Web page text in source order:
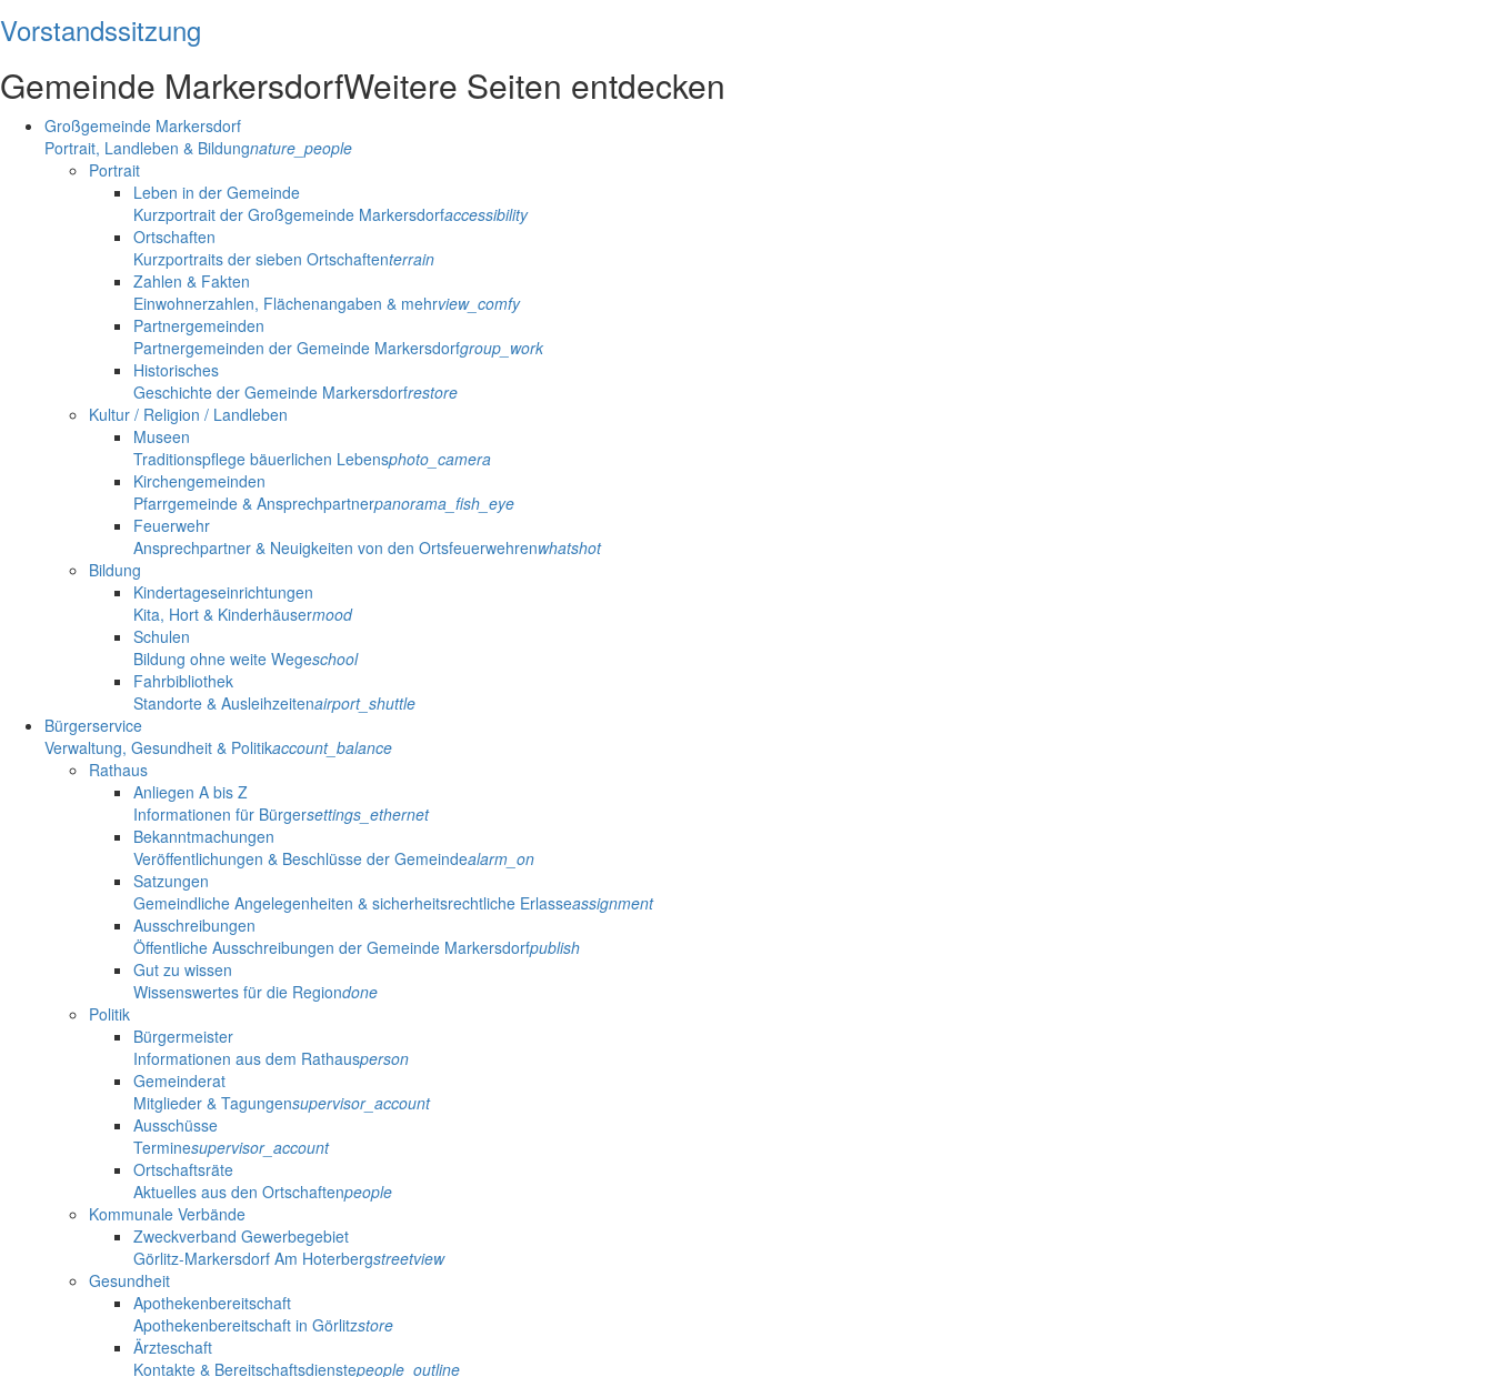
Vorstandssitzung
Gemeinde MarkersdorfWeitere Seiten entdecken
Großgemeinde Markersdorf
Portrait, Landleben & Bildungnature_people
Portrait
Leben in der Gemeinde
Kurzportrait der Großgemeinde Markersdorfaccessibility
Ortschaften
Kurzportraits der sieben Ortschaftenterrain
Zahlen & Fakten
Einwohnerzahlen, Flächenangaben & mehrview_comfy
Partnergemeinden
Partnergemeinden der Gemeinde Markersdorfgroup_work
Historisches
Geschichte der Gemeinde Markersdorfrestore
Kultur / Religion / Landleben
Museen
Traditionspflege bäuerlichen Lebensphoto_camera
Kirchengemeinden
Pfarrgemeinde & Ansprechpartnerpanorama_fish_eye
Feuerwehr
Ansprechpartner & Neuigkeiten von den Ortsfeuerwehrenwhatshot
Bildung
Kindertageseinrichtungen
Kita, Hort & Kinderhäusermood
Schulen
Bildung ohne weite Wegeschool
Fahrbibliothek
Standorte & Ausleihzeitenairport_shuttle
Bürgerservice
Verwaltung, Gesundheit & Politikaccount_balance
Rathaus
Anliegen A bis Z
Informationen für Bürgersettings_ethernet
Bekanntmachungen
Veröffentlichungen & Beschlüsse der Gemeindealarm_on
Satzungen
Gemeindliche Angelegenheiten & sicherheitsrechtliche Erlasseassignment
Ausschreibungen
Öffentliche Ausschreibungen der Gemeinde Markersdorfpublish
Gut zu wissen
Wissenswertes für die Regiondone
Politik
Bürgermeister
Informationen aus dem Rathausperson
Gemeinderat
Mitglieder & Tagungensupervisor_account
Ausschüsse
Terminesupervisor_account
Ortschaftsräte
Aktuelles aus den Ortschaftenpeople
Kommunale Verbände
Zweckverband Gewerbegebiet
Görlitz-Markersdorf Am Hoterbergstreetview
Gesundheit
Apothekenbereitschaft
Apothekenbereitschaft in Görlitzstore
Ärzteschaft
Kontakte & Bereitschaftsdienstepeople_outline